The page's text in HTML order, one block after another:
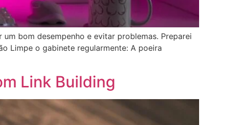
bom desempenho e evitar problemas. Preparei
Limpe o gabinete regularmente: A poeira
Link Building